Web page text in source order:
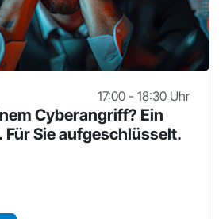
17:00 - 18:30 Uhr
Cyberangriff? Ein
Für Sie aufgeschlüsselt.